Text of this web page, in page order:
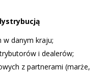
w danym kraju;
i dealerów;
z partnerami (marże,